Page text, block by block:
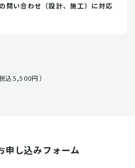
問い合わせ（設計、施工）に対応
込5,500円）
申し込みフォーム